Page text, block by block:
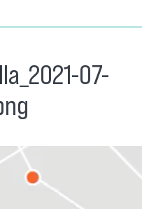
07-